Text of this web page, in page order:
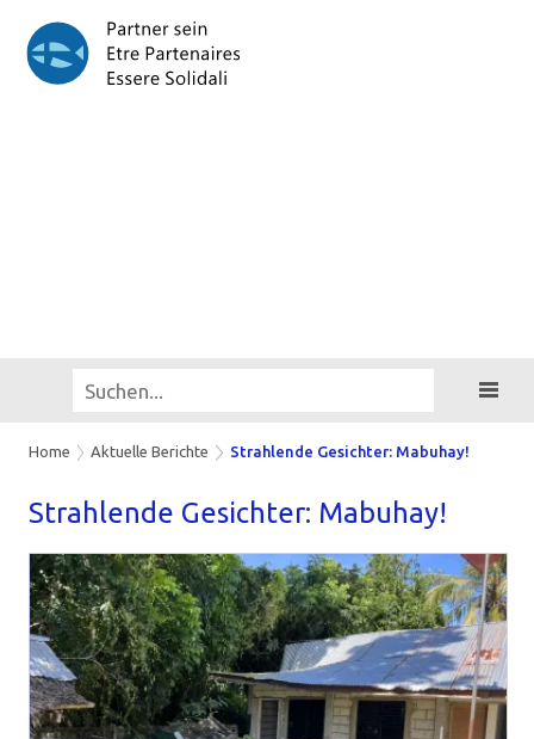
Home Aktuelle Berichte Strahlende Gesichter: Mabuhay!
Strah­len­de Ge­sich­ter: Ma­bu­hay!